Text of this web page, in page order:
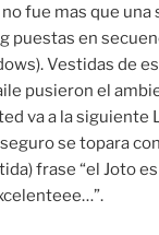
fue mas que una
puestas en
Vestidas de
pusieron el
va a la siguiente
se topara
frase “el Joto